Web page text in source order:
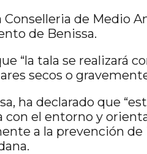
Conselleria de Medio
de Benissa.
“la tala se realizará
secos o
ha declarado que
el entorno y
a la prevención de